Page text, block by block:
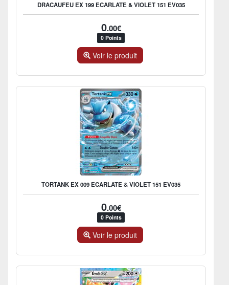
DRACAUFEU EX 199 ECARLATE & VIOLET 151 EV035
0.00€
0 Points
Voir le produit
TORTANK EX 009 ECARLATE & VIOLET 151 EV035
0.00€
0 Points
Voir le produit